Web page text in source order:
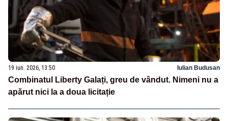
19 iun. 2026, 13:50 Iulian Budusan
Combinatul Liberty Galați, greu de vândut. Nimeni nu a
apărut nici la a doua licitație